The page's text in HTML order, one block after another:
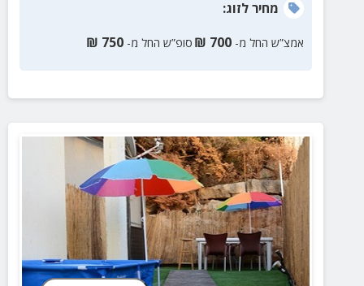
מחירלזוג:
אמצ”ש החל מ- 700
₪ סופ”ש החל מ- 750
₪